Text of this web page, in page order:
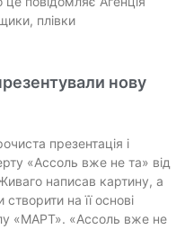
плівки
нову
презентація і
«Ассоль вже не та» від
написав картину, а
на її основі
«МАРТ». «Ассоль вже не